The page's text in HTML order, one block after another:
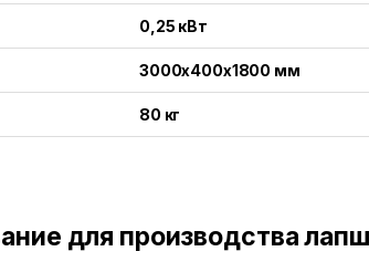
0,25 кВт
3000x400x1800 мм
80 кг
для производства